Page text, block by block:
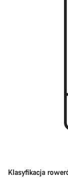
Klasyfikacja